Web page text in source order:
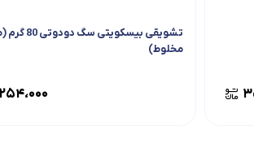
تشویقی بیسکویتی سگ
مخلوط)